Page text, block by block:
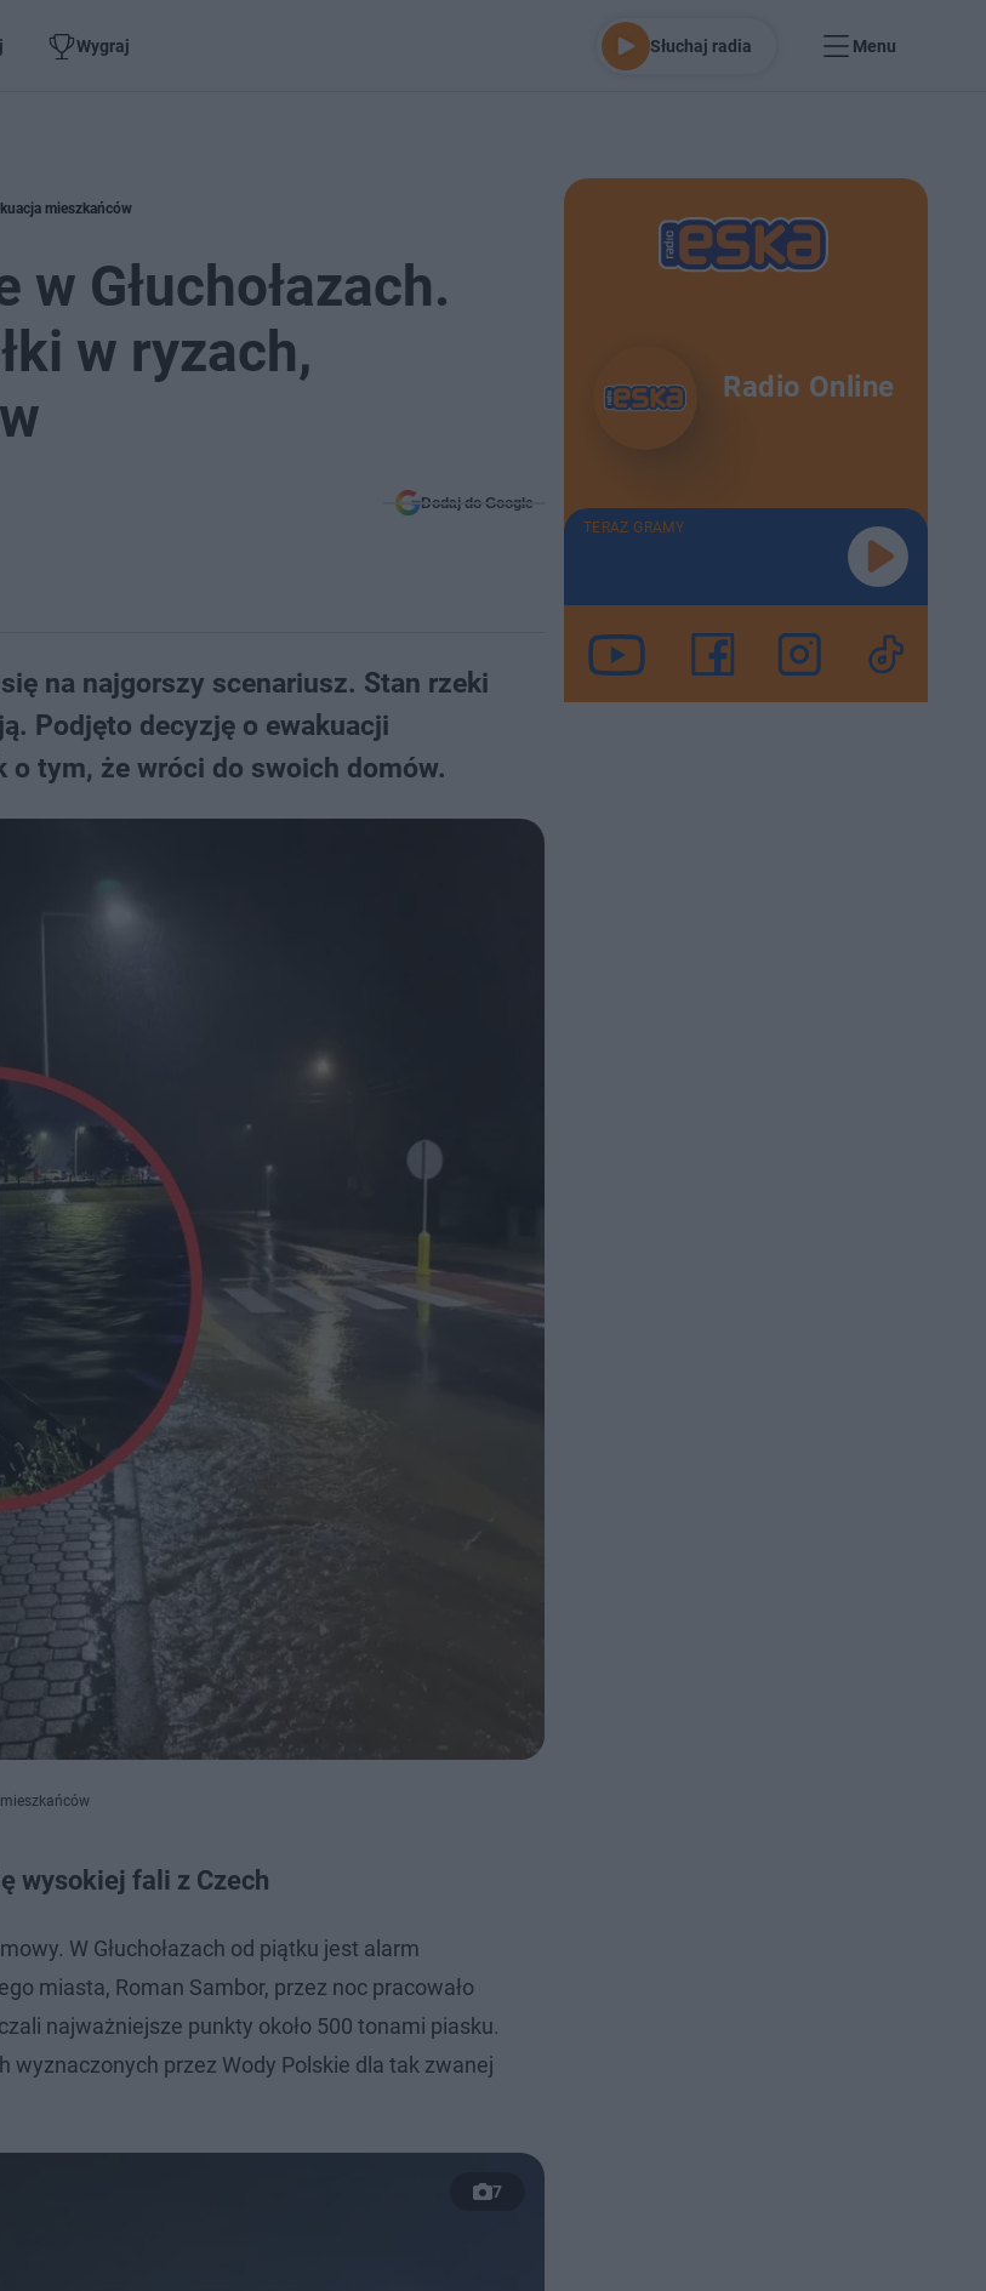
Wygraj Słuchaj radia Menu
mieszkańców
Głuchołazach.
w ryzach,
Dodaj do Google
na najgorszy scenariusz. Stan rzeki
Podjęto decyzję o ewakuacji
o tym, że wróci do swoich domów.
wysokiej fali z Czech
W Głuchołazach od piątku jest alarm
miasta, Roman Sambor, przez noc pracowało
najważniejsze punkty około 500‬ tonami piasku.
przez Wody Polskie dla tak zwanej
7
Radio Online
TERAZ GRAMY